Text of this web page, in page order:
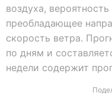
воздуха,
преобладающее
скорость ветра.
по дням и
недели содержит